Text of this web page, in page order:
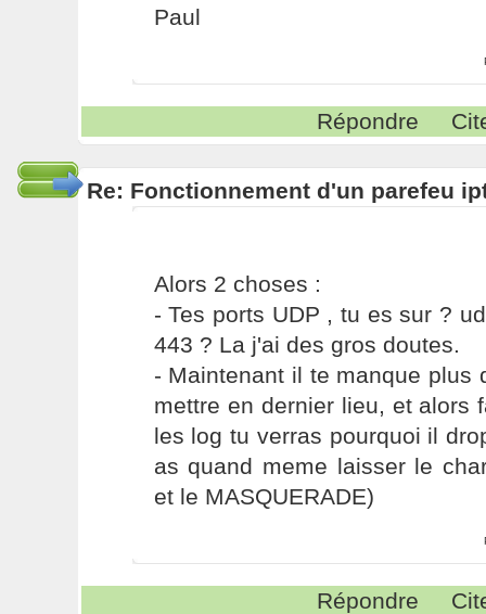
Paul
Répondre
Re: Fonctionnement d'un parefeu
Alors 2 choses :
- Tes ports UDP , tu es sur ?
443 ? La j'ai des gros doutes.
- Maintenant il te manque plus
mettre en dernier lieu, et alors
les log tu verras pourquoi il
as quand meme laisser le
et le MASQUERADE)
Répondre